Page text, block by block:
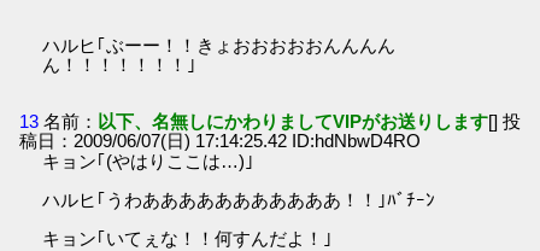
ハルヒ｢ぶーー！！きょおおおおおんんんん
ん！！！！！！！｣
13 名前： 以下、名無しにかわりましてVIPがお送りします[] 投
稿日：2009/06/07(日) 17:14:25.42 ID:hdNbwD4RO
キョン｢(やはりここは…)｣
ハルヒ｢うわあああああああああああ！！｣ﾊﾞﾁｰﾝ
キョン｢いてぇな！！何すんだよ！｣